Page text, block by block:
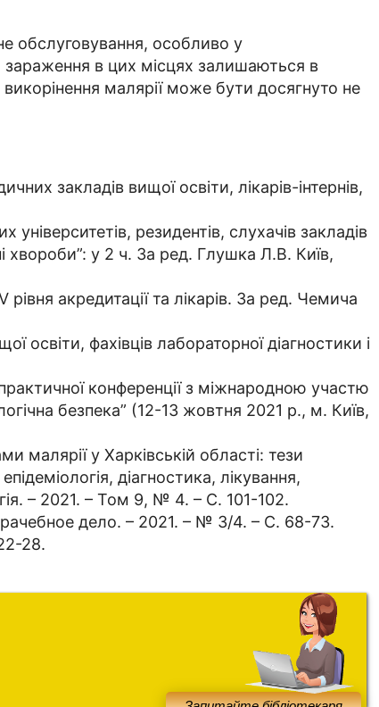
обслуговування, особливо у
в цих місцях залишаються в
малярії може бути досягнуто не
закладів вищої освіти, лікарів-інтернів,
резидентів, слухачів закладів
хвороби”: у 2 ч. За ред. Глушка Л.В. Київ,
акредитації та лікарів. За ред. Чемича
освіти, фахівців лабораторної діагностики і
конференції з міжнародною участю
безпека” (12-13 жовтня 2021 р., м. Київ,
у Харківській області: тези
діагностика, лікування,
– 2021. – Том 9, № 4. – С. 101-102.
дело. – 2021. – № 3/4. – С. 68-73.
28.